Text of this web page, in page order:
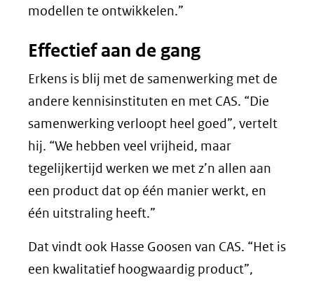
modellen te ontwikkelen.”
Effectief aan de gang
Erkens is blij met de samenwerking met de
andere kennisinstituten en met CAS. “Die
samenwerking verloopt heel goed”, vertelt
hij. “We hebben veel vrijheid, maar
tegelijkertijd werken we met z’n allen aan
een product dat op één manier werkt, en
één uitstraling heeft.”
Dat vindt ook Hasse Goosen van CAS. “Het is
een kwalitatief hoogwaardig product”,